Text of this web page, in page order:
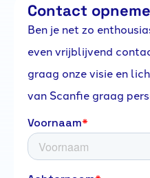
Contact
Ben je net zo
even vrijblijvend
graag onze visie en
van Scanfie graag